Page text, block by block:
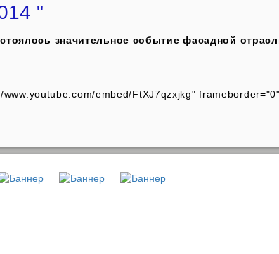
"
значительное событие фасадной
embed/FtXJ7qzxjkg" frameborder="0"